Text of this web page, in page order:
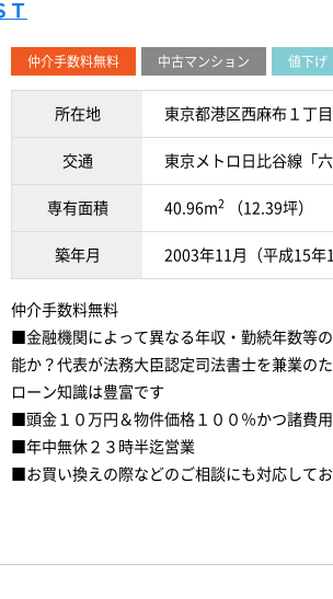
Ｔ
仲介手数料無料 中古マンション 値下げ
所在地 東京都港区西麻布１丁目
交通 東京メトロ日比谷線「
専有面積 40.96m2 （12.39坪）
築年月 2003年11月（平成15年
仲介手数料無料
■金融機関によって異なる年収・勤続年数等
能か？代表が法務大臣認定司法書士を兼業の
ローン知識は豊富です
■頭金１０万円＆物件価格１００％かつ諸費
■年中無休２３時半迄営業
■お買い換えの際などのご相談にも対応して